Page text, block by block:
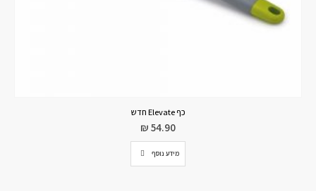
כף Elevate חדש
₪ 54.90
מידע נוסף